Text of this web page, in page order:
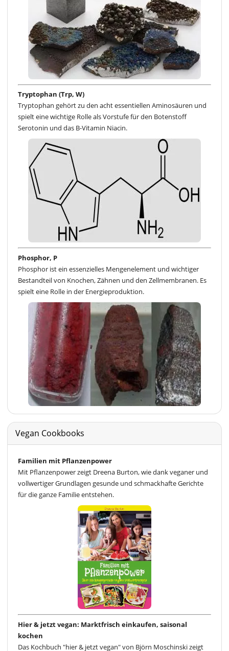
Tryptophan (Trp, W)
Tryptophan gehört zu den acht essentiellen Aminosäuren und
spielt eine wichtige Rolle als Vorstufe für den Botenstoff
Serotonin und das B-Vitamin Niacin.
Phosphor, P
Phosphor ist ein essenzielles Mengenelement und wichtiger
Bestandteil von Knochen, Zähnen und den Zellmembranen. Es
spielt eine Rolle in der Energieproduktion.
Vegan Cookbooks
Familien mit Pflanzenpower
Mit Pflanzenpower zeigt Dreena Burton, wie dank veganer und
vollwertiger Grundlagen gesunde und schmackhafte Gerichte
für die ganze Familie entstehen.
Hier & jetzt vegan: Marktfrisch einkaufen, saisonal
kochen
Das Kochbuch "hier & jetzt vegan" von Björn Moschinski zeigt